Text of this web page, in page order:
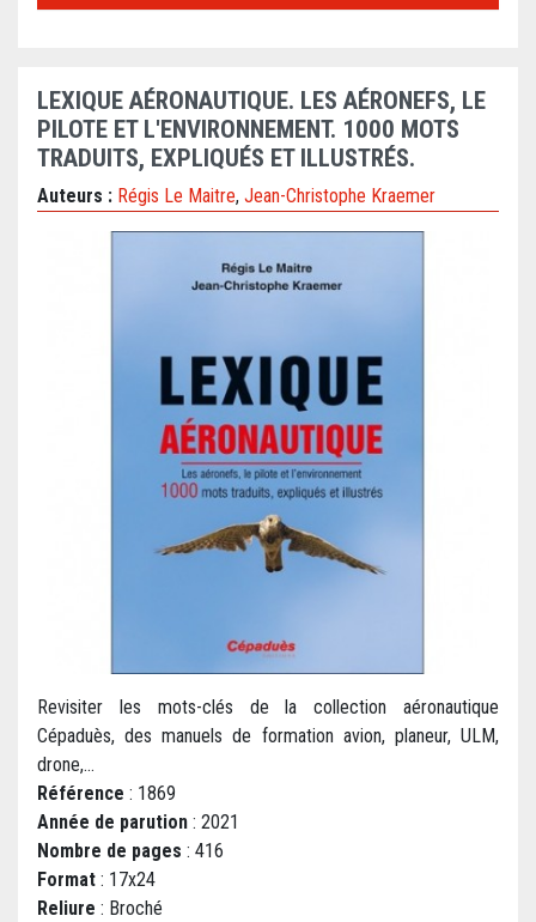
LEXIQUE AÉRONAUTIQUE. LES AÉRONEFS, LE
PILOTE ET L'ENVIRONNEMENT. 1000 MOTS
TRADUITS, EXPLIQUÉS ET ILLUSTRÉS.
Auteurs : Régis Le Maitre, Jean-Christophe Kraemer
Revisiter les mots-clés de la collection aéronautique
Cépaduès, des manuels de formation avion, planeur, ULM,
drone,...
Référence : 1869
Année de parution : 2021
Nombre de pages : 416
Format : 17x24
Reliure : Broché